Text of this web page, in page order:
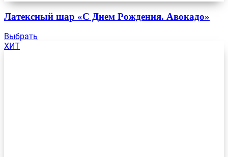
Латексный шар «С Днем Рождения. Авокадо»
Выбрать
ХИТ